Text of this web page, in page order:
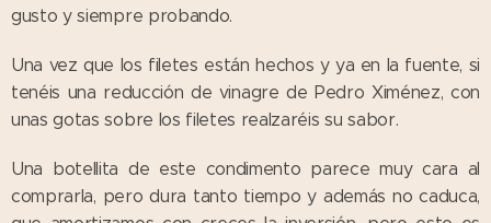
gusto y siempre probando.
Una vez que los filetes están hechos y ya en la fuente, si
tenéis una reducción de vinagre de Pedro Ximénez, con
unas gotas sobre los filetes realzaréis su sabor.
Una botellita de este condimento parece muy cara al
comprarla, pero dura tanto tiempo y además no caduca,